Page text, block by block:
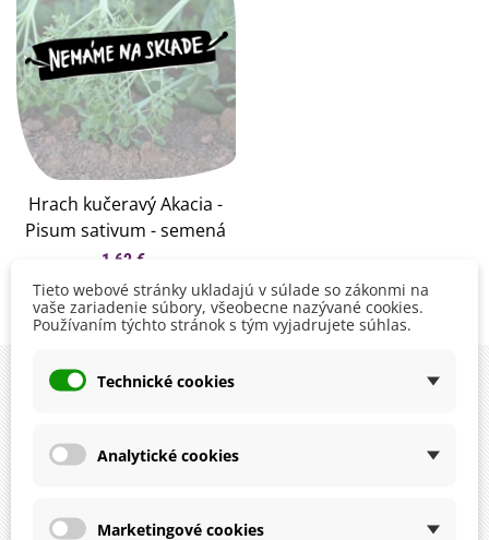
Hrach kučeravý Akacia -
Pisum sativum - semená
hrachu - 30 ks
1,62 €
Zobrazuje sa 1-1 z 1 položiek
instagram
Tieto webové stránky ukladajú v súlade so zákonmi na
vaše zariadenie súbory, všeobecne nazývané cookies.
Používaním týchto stránok s tým vyjadrujete súhlas.
Technické cookies
Analytické cookies
Marketingové cookies